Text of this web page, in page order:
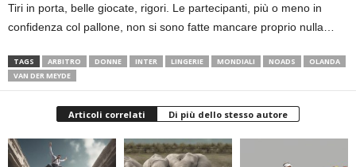
Tiri in porta, belle giocate, rigori. Le partecipanti, più o meno in
confidenza col pallone, non si sono fatte mancare proprio nulla…
TAGS ARBITRO DONNE INTER LINGERIE MONDIALI NOADS
OLANDA
VAN DER MEYDE
Articoli correlati Di più dello stesso autore